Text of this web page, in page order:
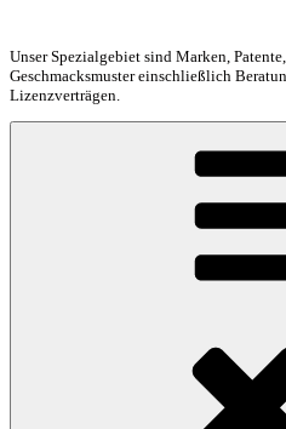
springen
Unser Spezialgebiet sind Marken,
Geschmacksmuster einschließlich
Lizenzverträgen.